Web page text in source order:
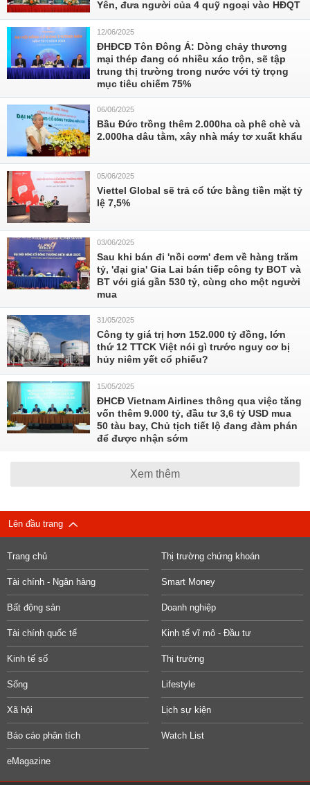
Yên, đưa người của 4 quỹ ngoại vào HĐQT
12/06/2025
ĐHĐCĐ Tôn Đông Á: Dòng chảy thương
mại thép đang có nhiều xáo trộn, sẽ tập
trung thị trường trong nước với tỷ trọng
mục tiêu chiếm 75%
06/06/2025
Bầu Đức trồng thêm 2.000ha cà phê chè và
2.000ha dâu tằm, xây nhà máy tơ xuất khẩu
05/06/2025
Viettel Global sẽ trả cổ tức bằng tiền mặt tỷ
lệ 7,5%
03/06/2025
Sau khi bán đi 'nồi cơm' đem về hàng trăm
tỷ, 'đại gia' Gia Lai bán tiếp công ty BOT và
BT với giá gần 530 tỷ, cùng cho một người
mua
31/05/2025
Công ty giá trị hơn 152.000 tỷ đồng, lớn
thứ 12 TTCK Việt nói gì trước nguy cơ bị
hủy niêm yết cổ phiếu?
15/05/2025
ĐHCĐ Vietnam Airlines thông qua việc tăng
vốn thêm 9.000 tỷ, đầu tư 3,6 tỷ USD mua
50 tàu bay, Chủ tịch tiết lộ đang đàm phán
để được nhận sớm
Xem thêm
Lên đầu trang
Trang chủ Thị trường chứng khoán
Tài chính - Ngân hàng Smart Money
Bất động sản Doanh nghiệp
Tài chính quốc tế Kinh tế vĩ mô - Đầu tư
Kinh tế số Thị trường
Sống Lifestyle
Xã hội Lịch sự kiện
Báo cáo phân tích Watch List
eMagazine